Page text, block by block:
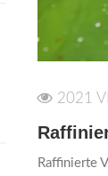
2021
Raffinierte